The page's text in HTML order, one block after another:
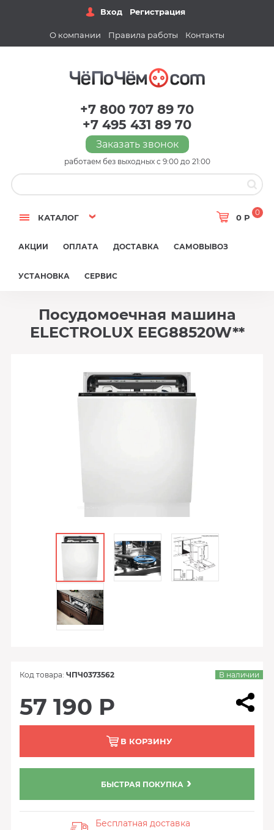
Вход Регистрация
О компании Правила работы Контакты
+7 800 707 89 70
+7 495 431 89 70
Заказать звонок
работаем без выходных с 9:00 до 21:00
КАТАЛОГ 0 Р
0
АКЦИИ ОПЛАТА ДОСТАВКА САМОВЫВОЗ
УСТАНОВКА СЕРВИС
Посудомоечная машина
ELECTROLUX EEG88520W**
Код товара: ЧПЧ0373562 В наличии
57 190 Р
В КОРЗИНУ
БЫСТРАЯ ПОКУПКА
Бесплатная доставка